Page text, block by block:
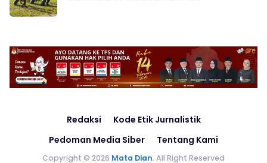
Redaksi
Kode Etik Jurnalistik
Pedoman Media Siber
Tentang Kami
Copyright © 2026 Mata Dian. All Right Reserved